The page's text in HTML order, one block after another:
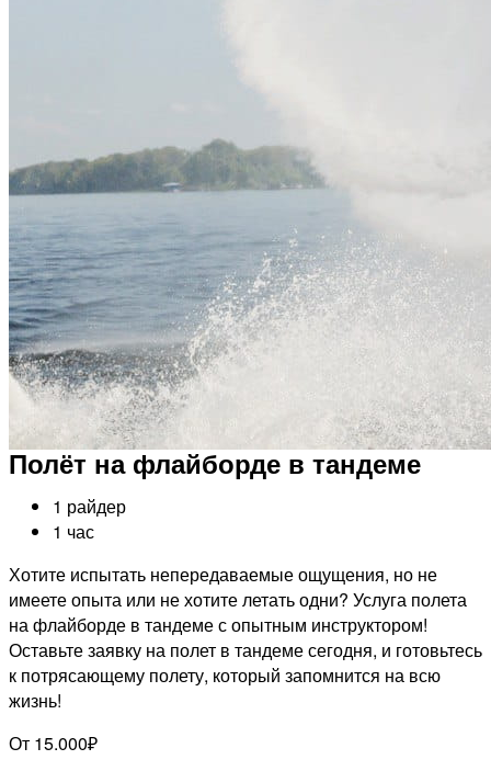
Полёт на флайборде в тандеме
1 райдер
1 час
Хотите испытать непередаваемые ощущения, но не
имеете опыта или не хотите летать одни? Услуга полета
на флайборде в тандеме с опытным инструктором!
Оставьте заявку на полет в тандеме сегодня, и готовьтесь
к потрясающему полету, который запомнится на всю
жизнь!
От 15.000₽